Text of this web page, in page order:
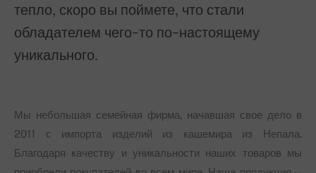
тепло, скоро вы поймете, что стали
обладателем чего-то по-настоящему
уникального.
Мы небольшая семейная фирма, начавшая свое дело в
2011 с импорта изделий из кашемира из Непала.
Благодаря качеству и уникальности наших товаров мы